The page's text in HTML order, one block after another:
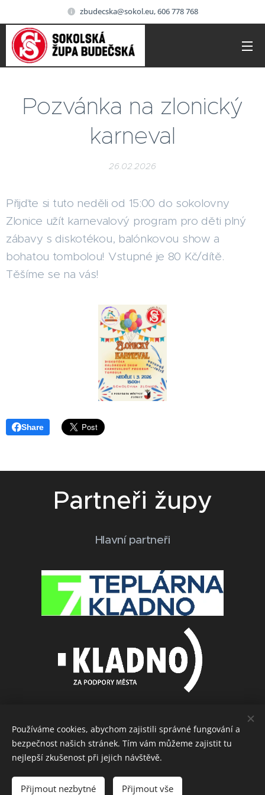
zbudecska@sokol.eu, 606 778 768
Pozvánka na zlonický
karneval
26.02.2026
Přijďte si tuto neděli od 15:00 do sokolovny
Zlonice užít karnevalový program pro děti plný
zábavy s diskotékou, balónkovou show a
bohatou tombolou! Vstupné je 80 Kč/dítě.
Těšíme se na vás!
Share
Partneři župy
Hlavní partneři
Další partneři
Používáme cookies, abychom zajistili správné fungování a
bezpečnost našich stránek. Tím vám můžeme zajistit tu
nejlepší zkušenost při jejich návštěvě.
Přijmout nezbytné Přijmout vše